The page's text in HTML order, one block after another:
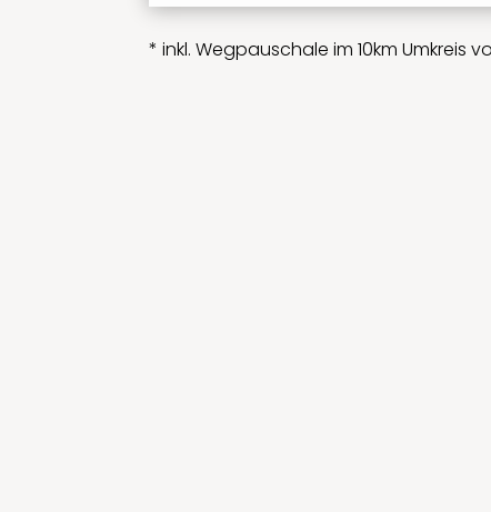
* inkl. Wegpauschale im 10km Umkreis